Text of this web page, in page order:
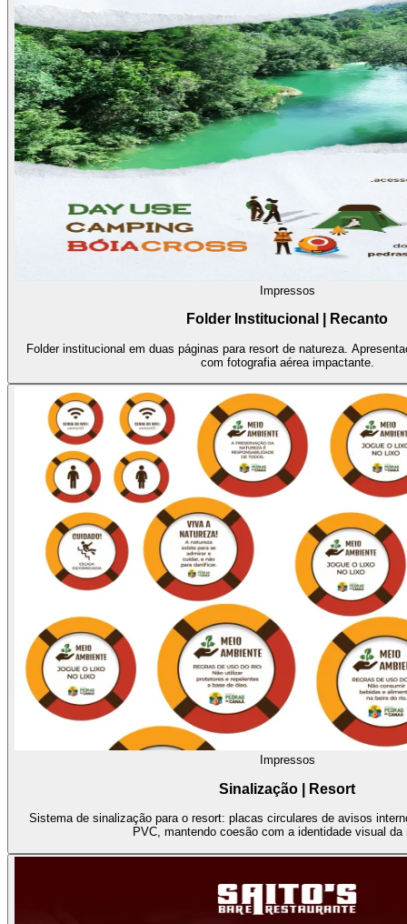
Impressos
Folder Institucional | Recanto
Folder institucional em duas páginas para resort de natureza.
com fotografia aérea impactante.
Impressos
Sinalização | Resort
Sistema de sinalização para o resort: placas circulares de avisos
PVC, mantendo coesão com a identidade visual da